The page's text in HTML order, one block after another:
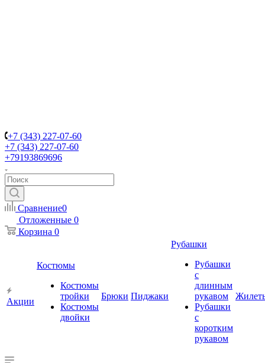
+7 (343) 227-07-60
+7 (343) 227-07-60
+79193869696
Сравнение0
Отложенные 0
Корзина 0
Акции
Костюмы
Костюмы
тройки
Костюмы
двойки
Брюки Пиджаки
Рубашки
Рубашки
с
длинным
рукавом
Рубашки
с
коротким
рукавом